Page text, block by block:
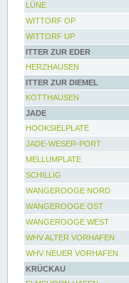
LÜNE
WITTORF OP
WITTORF UP
ITTER ZUR EDER
HERZHAUSEN
ITTER ZUR DIEMEL
KOTTHAUSEN
JADE
HOOKSIELPLATE
JADE-WESER-PORT
MELLUMPLATE
SCHILLIG
WANGEROOGE NORD
WANGEROOGE OST
WANGEROOGE WEST
WHV ALTER VORHAFEN
WHV NEUER VORHAFEN
KRÜCKAU